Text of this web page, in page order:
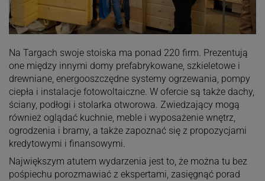
Na Targach swoje stoiska ma ponad 220 firm. Prezentują
one między innymi domy prefabrykowane, szkieletowe i
drewniane, energooszczędne systemy ogrzewania, pompy
ciepła i instalacje fotowoltaiczne. W ofercie są także dachy,
ściany, podłogi i stolarka otworowa. Zwiedzający mogą
również oglądać kuchnie, meble i wyposażenie wnętrz,
ogrodzenia i bramy, a także zapoznać się z propozycjami
kredytowymi i finansowymi.
Największym atutem wydarzenia jest to, że można tu bez
pośpiechu porozmawiać z ekspertami, zasięgnąć porad